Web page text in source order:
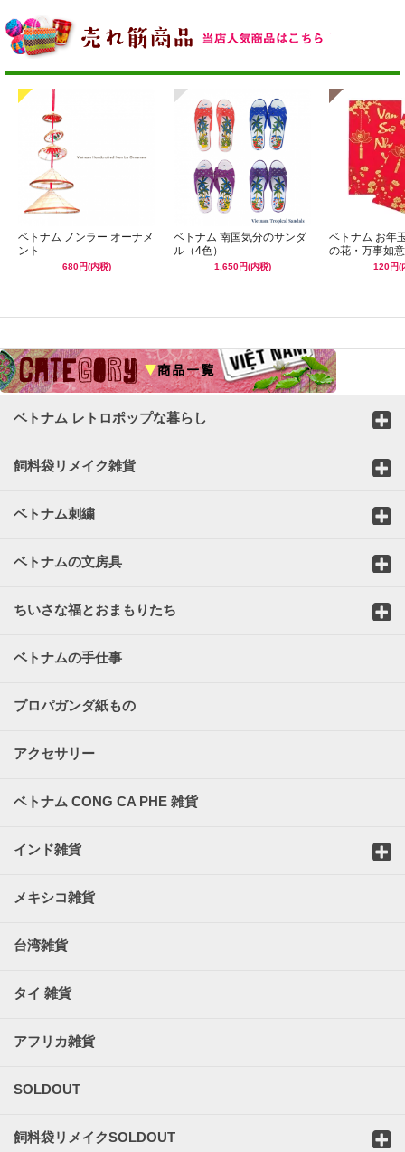
ベトナム ノンラー オーナメ
ント
680円(内税)
ベトナム 南国気分のサンダ
ル（4色）
1,650円(内税)
ベトナム お年
の花・万事如意
120円(
ベトナム レトロポップな暮らし
飼料袋リメイク雑貨
ベトナム刺繍
ベトナムの文房具
ちいさな福とおまもりたち
ベトナムの手仕事
プロパガンダ紙もの
アクセサリー
ベトナム CONG CA PHE 雑貨
インド雑貨
メキシコ雑貨
台湾雑貨
タイ 雑貨
アフリカ雑貨
SOLDOUT
飼料袋リメイクSOLDOUT